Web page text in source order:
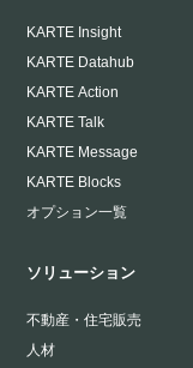
KARTE Insight
KARTE Datahub
KARTE Action
KARTE Talk
KARTE Message
KARTE Blocks
オプション一覧
ソリューション
不動産・住宅販売
人材